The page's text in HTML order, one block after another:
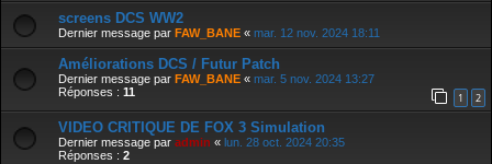
screens DCS WW2
Dernier message par FAW_BANE « mar. 12 nov. 2024 18:11
Améliorations DCS / Futur Patch
Dernier message par FAW_BANE « mar. 5 nov. 2024 13:27
Réponses : 11 1 2
VIDEO CRITIQUE DE FOX 3 Simulation
Dernier message par admin « lun. 28 oct. 2024 20:35
Réponses : 2